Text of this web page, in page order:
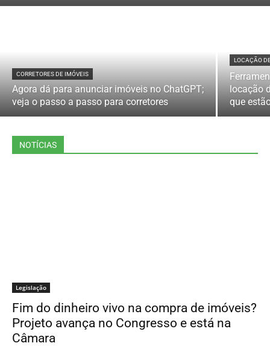
CORRETORES DE IMÓVEIS
Agora dá para anunciar imóveis no ChatGPT;
veja o passo a passo para corretores
LOCAÇÃO
locação
que
NOTÍCIAS
Colunistas
Legislação
Locação de Imóveis
Mercado Imobiliário
Legislação
Fim do dinheiro vivo na compra de imóveis?
Projeto avança no Congresso e está na
Câmara